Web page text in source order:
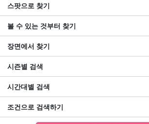
스팟으로 찾기
볼 수 있는 것부터 찾기
장면에서 찾기
시즌별 검색
시간대별 검색
조건으로 검색하기